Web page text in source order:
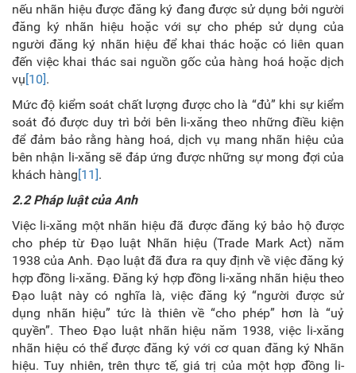
nếu nhãn hiệu được đăng ký đang được sử dụng bởi người
đăng ký nhãn hiệu hoặc với sự cho phép sử dụng của
người đăng ký nhãn hiệu để khai thác hoặc có liên quan
đến việc khai thác sai nguồn gốc của hàng hoá hoặc dịch
vụ[10].
Mức độ kiểm soát chất lượng được cho là “đủ” khi sự kiểm
soát đó được duy trì bởi bên li-xăng theo những điều kiện
để đảm bảo rằng hàng hoá, dịch vụ mang nhãn hiệu của
bên nhận li-xăng sẽ đáp ứng được những sự mong đợi của
khách hàng[11].
2.2 Pháp luật của Anh
Việc li-xăng một nhãn hiệu đã được đăng ký bảo hộ được
cho phép từ Đạo luật Nhãn hiệu (Trade Mark Act) năm
1938 của Anh. Đạo luật đã đưa ra quy định về việc đăng ký
hợp đồng li-xăng. Đăng ký hợp đồng li-xăng nhãn hiệu theo
Đạo luật này có nghĩa là, việc đăng ký “người được sử
dụng nhãn hiệu” tức là thiên về “cho phép” hơn là “uỷ
quyền”. Theo Đạo luật nhãn hiệu năm 1938, việc li-xăng
nhãn hiệu có thể được đăng ký với cơ quan đăng ký Nhãn
hiệu. Tuy nhiên, trên thực tế, giá trị của một hợp đồng li-